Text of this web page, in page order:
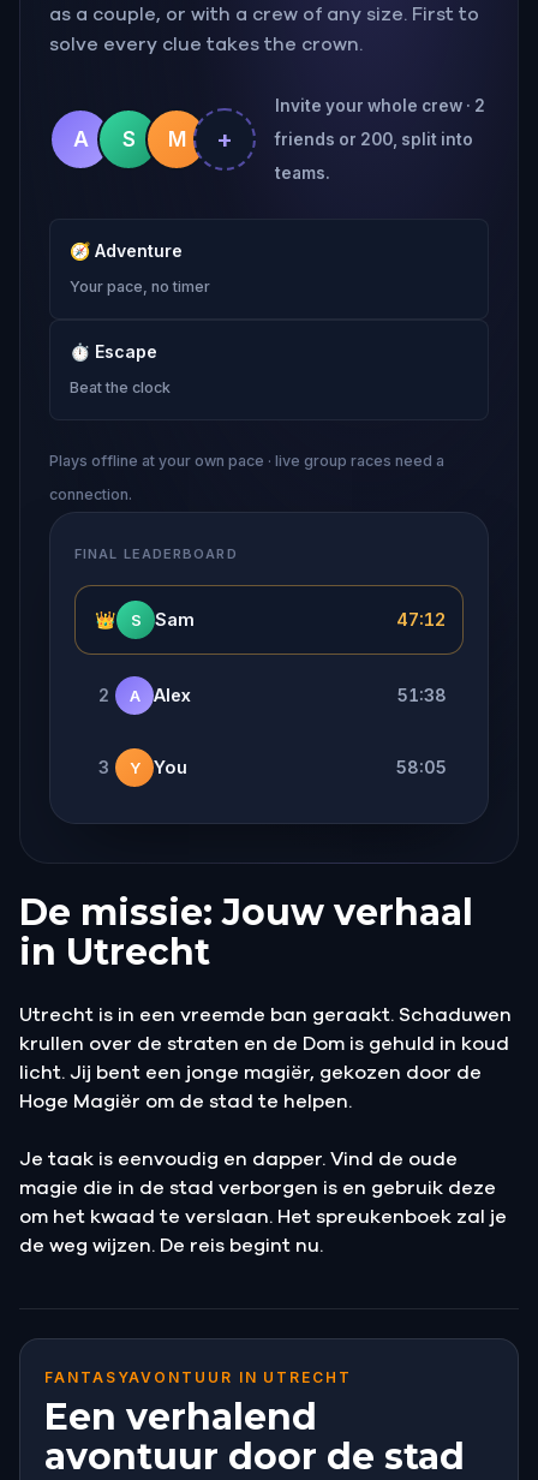
as a couple, or with a crew of any size. First to
solve every clue takes the crown.
A S M +
Invite your whole crew · 2
friends or 200, split into
teams.
🧭 Adventure
Your pace, no timer
⏱ Escape
Beat the clock
Plays offline at your own pace · live group races need a
connection.
FINAL LEADERBOARD
👑 S Sam 47:12
2 A Alex 51:38
3 Y You 58:05
De missie: Jouw verhaal
in Utrecht
Utrecht is in een vreemde ban geraakt. Schaduwen
krullen over de straten en de Dom is gehuld in koud
licht. Jij bent een jonge magiër, gekozen door de
Hoge Magiër om de stad te helpen.
Je taak is eenvoudig en dapper. Vind de oude
magie die in de stad verborgen is en gebruik deze
om het kwaad te verslaan. Het spreukenboek zal je
de weg wijzen. De reis begint nu.
FANTASYAVONTUUR IN UTRECHT
Een verhalend
avontuur door de stad